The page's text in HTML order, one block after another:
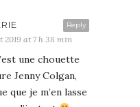
Reply
2019 at 7 h 38 min
une chouette
Jenny Colgan,
que je m’en lasse